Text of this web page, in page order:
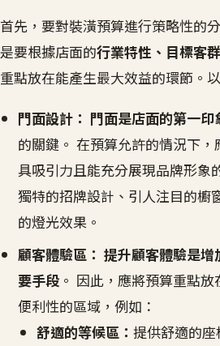
首先，要對裝潢預算進行策略性的
是要根據店面的行業特性、目標客群
重點放在能產生最大效益的環節。
門面設計： 門面是店面的第一印
的關鍵。 在預算允許的情況下，
具吸引力且能充分展現品牌形象
獨特的招牌設計、引人注目的櫥
的燈光效果。
顧客體驗區： 提升顧客體驗是
要手段 。 因此，應將預算重點
便利性的區域，例如：
舒適的等候區： 提供舒適的座